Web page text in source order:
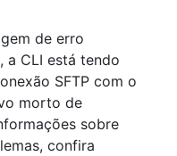
de erro
, a CLI está tendo
SFTP com o
morto de
sobre
confira